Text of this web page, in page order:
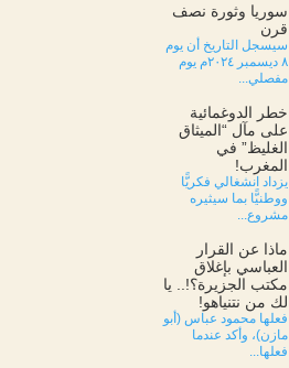
سوريا وثورة نصف
قرن
سيسجل التاريخ أن يوم
٨ ديسمبر ٢٠٢٤م يوم
مفصلي...
خطر الدوغمائية
على مآل “الميثاق
الغليظ” في
المغرب!
يزداد انشغالي فكريًّا
ووطنيًّا بما سيثيره
مشروع...
ماذا عن القرار
العباسي بإغلاق
مكتب الجزيرة؟!.. يا
لك من نتنياهو!
فعلها محمود عباس (أبو
مازن)، وأكد عندما
فعلها...